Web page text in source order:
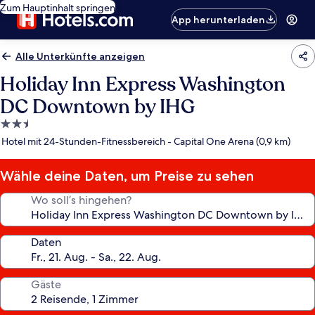
Zum Hauptinhalt springen
App herunterladen
Alle Unterkünfte anzeigen
Holiday Inn Express Washington
DC Downtown by IHG
2.5-
Sterne-
Hotel mit 24-Stunden-Fitnessbereich - Capital One Arena (0,9 km)
Wähle deine Daten, um Preise zu sehen
Wo soll’s hingehen?
Daten
Gäste